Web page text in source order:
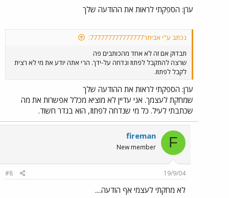
ערן: הספקתי לראות את ההודעה שלך
נכתב ע"י אביתר777777777777777:
תבדוק אם זה לא אחד מהכותבים פה
שרצה להתקבל לפתוז ונדחה על-ידך. הרי אתה יודע את מי לא רצית
לקבל לפתוז.
ערן: הספקתי לראות את ההודעה שלך
שמחקת לעצמך. אני עדיין לא מוציא מכלל אפשרות את מה
שכתבתי לעיל. כל מי שנדחה לפתוז, הוא בגדר חשוד.
F
fireman
New member
19/9/04
#8
לא מחקתי לעצמי אף הודעה....